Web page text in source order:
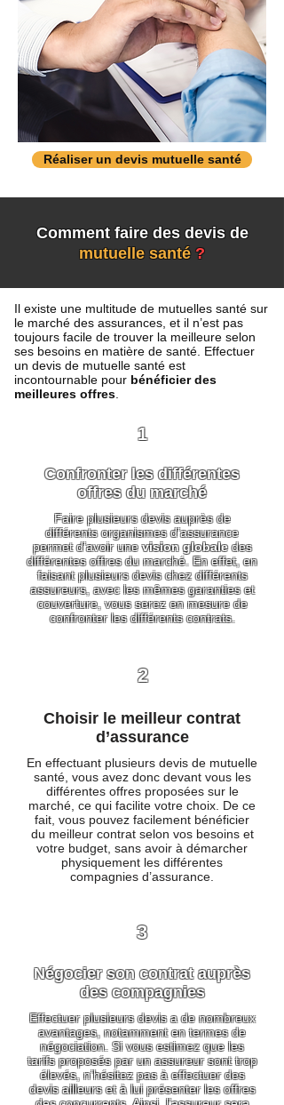
Réaliser un devis mutuelle santé
Comment faire des devis de
mutuelle santé ?
Il existe une multitude de mutuelles santé sur
le marché des assurances, et il n’est pas
toujours facile de trouver la meilleure selon
ses besoins en matière de santé. Effectuer
un devis de mutuelle santé est
incontournable pour bénéficier des
meilleures offres
1
Confronter les différentes
offres du marché
Faire plusieurs devis auprès de
différents organismes d’assurance
permet d’avoir unevision globaledes
différentes offres du marché. En effet, en
faisant plusieurs devis chez différents
assureurs, avec les mêmes garanties et
couverture, vous serez en mesure de
confronter les différents contrats.
2
Choisir le meilleur contrat
d’assurance
En effectuant plusieurs devis de mutuelle
santé, vous avez donc devant vous les
différentes offres proposées sur le
marché, ce qui facilite votre choix. De ce
fait, vous pouvez facilement bénéficier
du meilleur contrat selon vos besoins et
votre budget, sans avoir à démarcher
physiquement les différentes
compagnies d’assurance.
3
Négocier son contrat auprès
des compagnies
Effectuer plusieurs devis a de nombreux
avantages, notamment en termes de
négociation. Si vous estimez que les
tarifs proposés par un assureur sont trop
élevés, n’hésitez pas à effectuer des
devis ailleurs et à lui présenter les offres